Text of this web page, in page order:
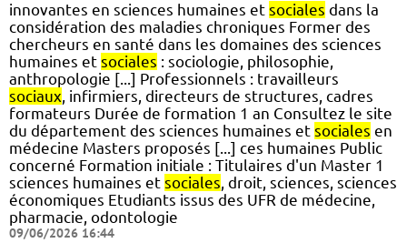
innovantes en sciences humaines et sociales dans la
considération des maladies chroniques Former des
chercheurs en santé dans les domaines des sciences
humaines et sociales : sociologie, philosophie,
anthropologie [...] Professionnels : travailleurs
sociaux, infirmiers, directeurs de structures, cadres
formateurs Durée de formation 1 an Consultez le site
du département des sciences humaines et sociales en
médecine Masters proposés [...] ces humaines Public
concerné Formation initiale : Titulaires d'un Master 1
sciences humaines et sociales, droit, sciences, sciences
économiques Etudiants issus des UFR de médecine,
pharmacie, odontologie
09/06/2026 16:44